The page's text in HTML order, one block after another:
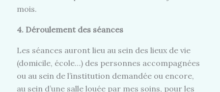
mois.
4. Déroulement des séances
Les séances auront lieu au sein des lieux de vie
(domicile, école…) des personnes accompagnées
ou au sein de l’institution demandée ou encore,
au sein d’une salle louée par mes soins, pour les